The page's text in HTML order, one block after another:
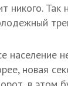
никого. Так
население
новая